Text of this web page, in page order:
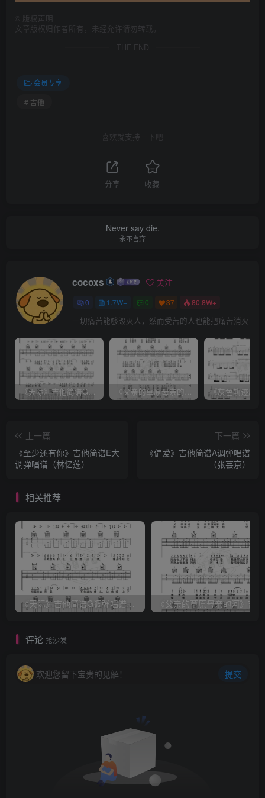
版权声明
文章版权归作者所有，未经允许请勿转载。
THE END
会员专享
# 吉他
喜欢就支持一下吧
分享 收藏
Never say die.
永不言弃
cocoxs 关注
0 1.7W+ 0 37 80.8W+
一切痛苦能够毁灭人，然而受苦的人也能把痛苦消灭
《天际》吉他简谱G调弹唱谱（姜玉阳） 《父亲的草原母亲的河》吉他简谱C调弹唱谱（腾格尔）
上一篇
《至少还有你》吉他简谱E大
调弹唱谱（林忆莲）
下一篇
《偏爱》吉他简谱A调弹唱谱
（张芸京）
相关推荐
《天际》吉他简谱G调弹唱谱（姜玉阳）
评论 抢沙发
欢迎您留下宝贵的见解！ 提交